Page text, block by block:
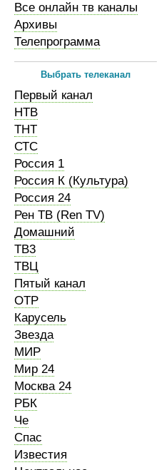
Все онлайн тв каналы
Архивы
Телепрограмма
Выбрать телеканал
Первый канал
НТВ
ТНТ
СТС
Россия 1
Россия К (Культура)
Россия 24
Рен ТВ (Ren TV)
Домашний
ТВ3
ТВЦ
Пятый канал
ОТР
Карусель
Звезда
МИР
Мир 24
Москва 24
РБК
Че
Спас
Известия